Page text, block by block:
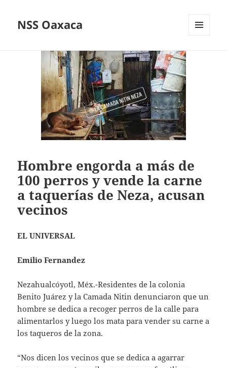
NSS Oaxaca
Hombre engorda a más de
100 perros y vende la carne
a taquerías de Neza, acusan
vecinos
EL UNIVERSAL
Emilio Fernandez
Nezahualcóyotl, Méx.-Residentes de la colonia
Benito Juárez y la Camada Nitin denunciaron que un
hombre se dedica a recoger perros de la calle para
alimentarlos y luego los mata para vender su carne a
los taqueros de la zona.
“Nos dicen los vecinos que se dedica a agarrar